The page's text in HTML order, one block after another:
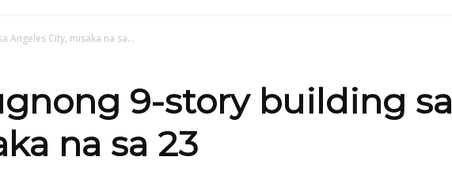
Angeles City, misaka na sa...
9-story building sa
na sa 23